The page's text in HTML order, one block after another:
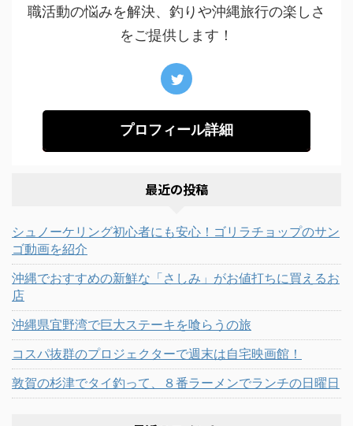
職活動の悩みを解決、釣りや沖縄旅行の楽しさ
をご提供します！
プロフィール詳細
最近の投稿
シュノーケリング初心者にも安心！ゴリラチョップのサン
ゴ動画を紹介
沖縄でおすすめの新鮮な「さしみ」がお値打ちに買えるお
店
沖縄県宜野湾で巨大ステーキを喰らうの旅
コスパ抜群のプロジェクターで週末は自宅映画館！
敦賀の杉津でタイ釣って、８番ラーメンでランチの日曜日